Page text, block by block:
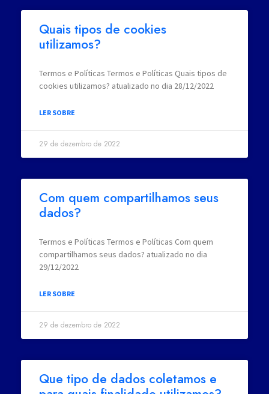
Quais tipos de cookies
utilizamos?
Termos e Políticas Termos e Políticas Quais tipos de
cookies utilizamos? atualizado no dia 28/12/2022
LER SOBRE
29 de dezembro de 2022
Com quem compartilhamos seus
dados?
Termos e Políticas Termos e Políticas Com quem
compartilhamos seus dados? atualizado no dia
29/12/2022
LER SOBRE
29 de dezembro de 2022
Que tipo de dados coletamos e